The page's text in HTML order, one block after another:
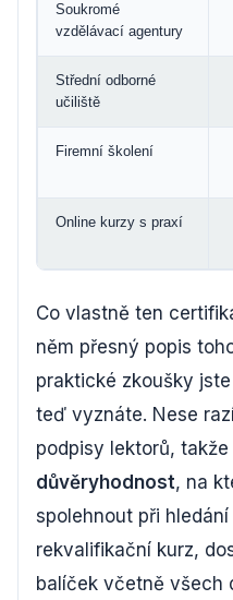
Soukromé
vzdělávací agentury
Střední odborné
učiliště
Firemní školení
Online kurzy s praxí
Co vlastně ten
něm přesný popis
praktické zkoušky
teď vyznáte. Nese
podpisy lektorů, takže
důvěryhodnost, na
spolehnout při
rekvalifikační kurz,
balíček včetně všech